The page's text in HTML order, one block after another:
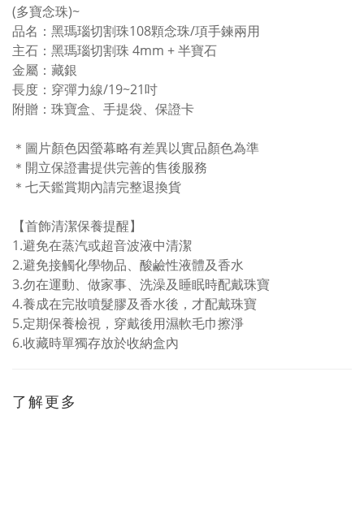
(多寶念珠)~
品名：黑瑪瑙切割珠108顆念珠/項手鍊兩用
主石：黑瑪瑙切割珠 4mm + 半寶石
金屬：藏銀
長度：穿彈力線/19~21吋
附贈：珠寶盒、手提袋、保證卡
＊圖片顏色因螢幕略有差異以實品顏色為準
＊開立保證書提供完善的售後服務
＊七天鑑賞期內請完整退換貨
【首飾清潔保養提醒】
1.避免在蒸汽或超音波液中清潔
2.避免接觸化學物品、酸鹼性液體及香水
3.勿在運動、做家事、洗澡及睡眠時配戴珠寶
4.養成在完妝噴髮膠及香水後，才配戴珠寶
5.定期保養檢視，穿戴後用濕軟毛巾擦淨
6.收藏時單獨存放於收納盒內
了解更多